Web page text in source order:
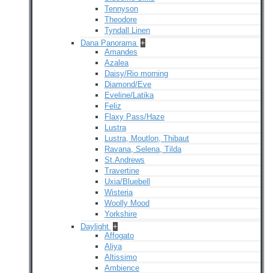
Tennyson
Theodore
Tyndall Linen
Dana Panorama +
Amandes
Azalea
Daisy/Rio morning
Diamond/Eve
Eveline/Latika
Feliz
Flaxy Pass/Haze
Lustra
Lustra, Moutlon, Thibaut
Ravana, Selena, Tilda
St.Andrews
Travertine
Uxia/Bluebell
Wisteria
Woolly Mood
Yorkshire
Daylight +
Affogato
Aliya
Altissimo
Ambience